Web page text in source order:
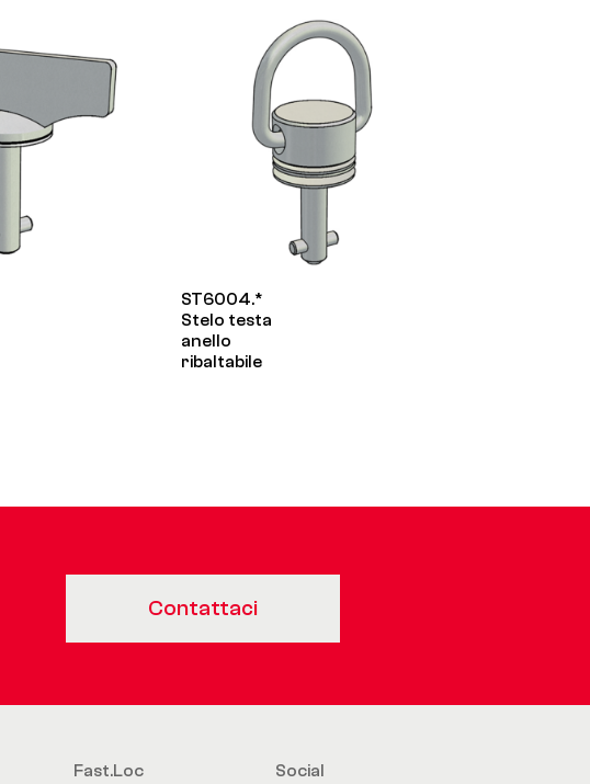
ST6004.*
Stelo testa
anello
ribaltabile
Contattaci
Fast.Loc Social